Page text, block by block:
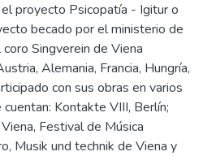
proyecto Psicopatía - Igitur o
becado por el ministerio de
Singverein de Viena
Alemania, Francia, Hungría,
con sus obras en varios
Kontakte VIII, Berlín;
Festival de Música
Musik und technik de Viena y